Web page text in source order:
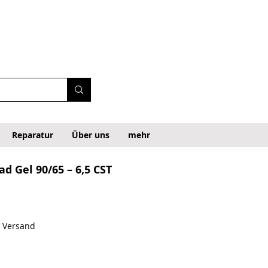
Reparatur Über uns mehr
Gel 90/65 – 6,5 CST
Versand